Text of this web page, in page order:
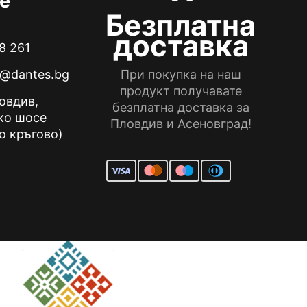
page
261
шосе
кръгово)
Безплатна
доставка
При покупка на наш
продукт получавате
безплатна доставка за
Пловдив и Асеновград!